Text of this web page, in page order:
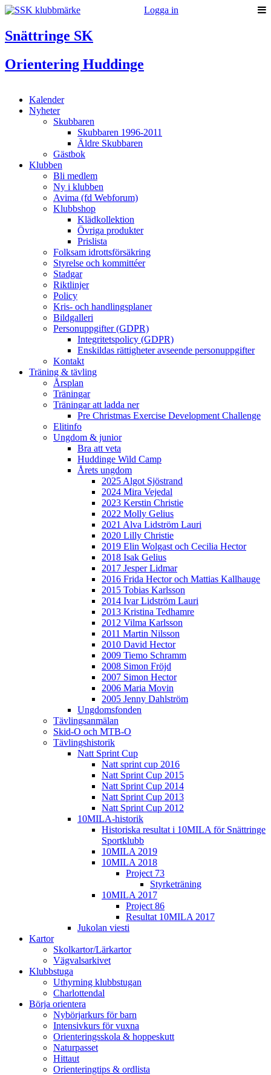
Logga in
Snättringe SK
Orientering Huddinge
Kalender
Nyheter
Skubbaren
Skubbaren 1996-2011
Äldre Skubbaren
Gästbok
Klubben
Bli medlem
Ny i klubben
Avima (fd Webforum)
Klubbshop
Klädkollektion
Övriga produkter
Prislista
Folksam idrottsförsäkring
Styrelse och kommittéer
Stadgar
Riktlinjer
Policy
Kris- och handlingsplaner
Bildgalleri
Personuppgifter (GDPR)
Integritetspolicy (GDPR)
Enskildas rättigheter avseende personuppgifter
Kontakt
Träning & tävling
Årsplan
Träningar
Träningar att ladda ner
Pre Christmas Exercise Development Challenge
Elitinfo
Ungdom & junior
Bra att veta
Huddinge Wild Camp
Årets ungdom
2025 Algot Sjöstrand
2024 Mira Vejedal
2023 Kerstin Christie
2022 Molly Gelius
2021 Alva Lidström Lauri
2020 Lilly Christie
2019 Elin Wolgast och Cecilia Hector
2018 Isak Gelius
2017 Jesper Lidmar
2016 Frida Hector och Mattias Kallhauge
2015 Tobias Karlsson
2014 Ivar Lidström Lauri
2013 Kristina Tedhamre
2012 Vilma Karlsson
2011 Martin Nilsson
2010 David Hector
2009 Tiemo Schramm
2008 Simon Fröjd
2007 Simon Hector
2006 Maria Movin
2005 Jenny Dahlström
Ungdomsfonden
Tävlingsanmälan
Skid-O och MTB-O
Tävlingshistorik
Natt Sprint Cup
Natt sprint cup 2016
Natt Sprint Cup 2015
Natt Sprint Cup 2014
Natt Sprint Cup 2013
Natt Sprint Cup 2012
10MILA-historik
Historiska resultat i 10MILA för Snättringe
Sportklubb
10MILA 2019
10MILA 2018
Project 73
Styrketräning
10MILA 2017
Project 86
Resultat 10MILA 2017
Jukolan viesti
Kartor
Skolkartor/Lärkartor
Vägvalsarkivet
Klubbstuga
Uthyrning klubbstugan
Charlottendal
Börja orientera
Nybörjarkurs för barn
Intensivkurs för vuxna
Orienteringsskola & hoppeskutt
Naturpasset
Hittaut
Orienteringtips & ordlista